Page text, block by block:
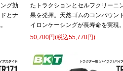
グ効
とナ
たトラクションとセルフクリーニ
果を発揮。天然ゴムのコンパウン
イロンケーシングが長寿命を実現
50,700円(税込55,770円)